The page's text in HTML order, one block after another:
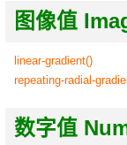
图像值
linear-gradient()
repeating-radial-
数字值